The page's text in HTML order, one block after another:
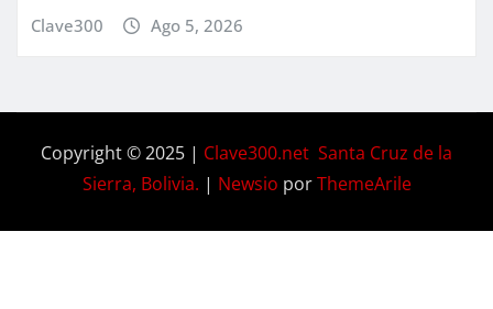
Clave300 Ago 5, 2026
Copyright © 2025 | Clave300.net Santa Cruz de la
Sierra, Bolivia. | Newsio porThemeArile